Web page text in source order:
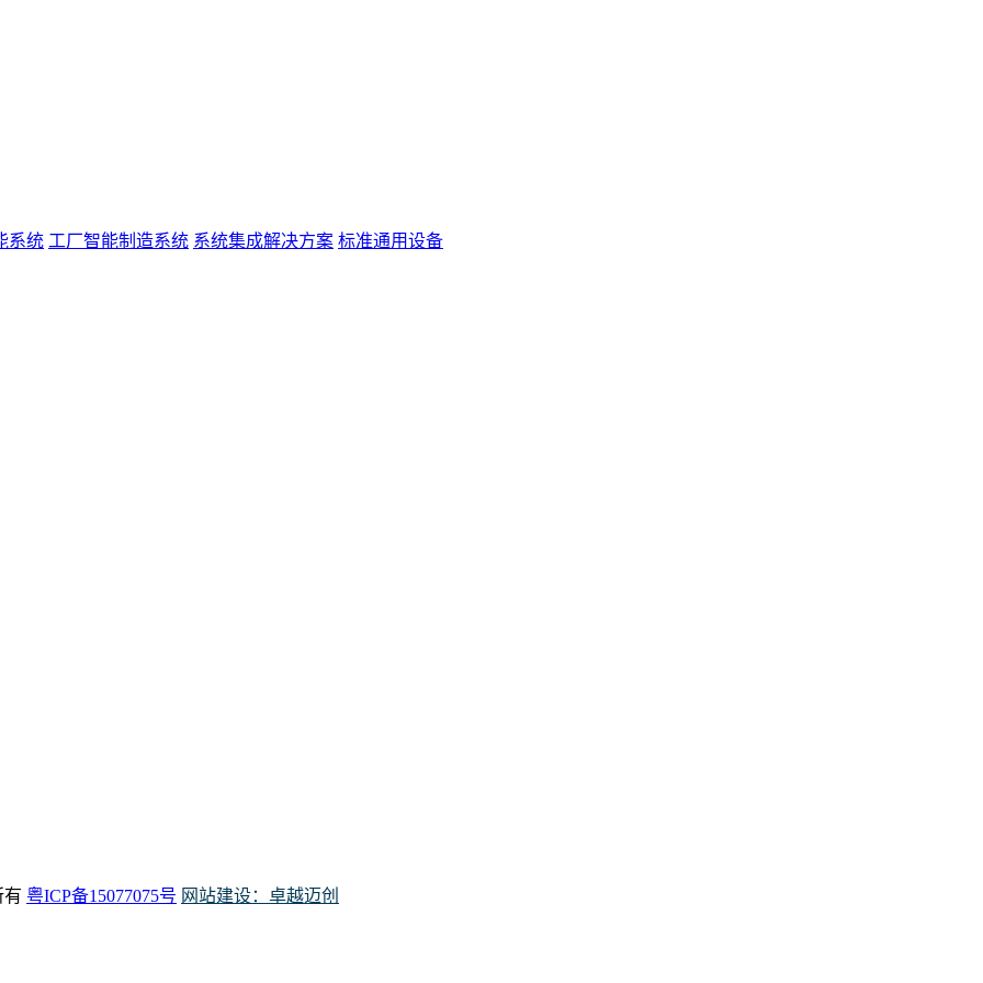
系统 工厂智能制造系统 系统集成解决方案 标准通用设备
有 粤ICP备15077075号 网站建设：卓越迈创